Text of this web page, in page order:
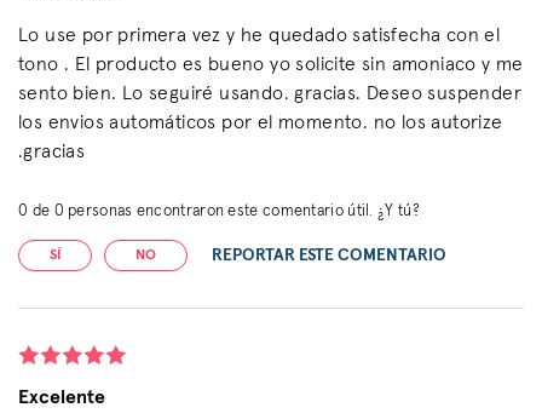
Lo use por primera vez y he quedado satisfecha con el
tono . El producto es bueno yo solicite sin amoniaco y me
sento bien. Lo seguiré usando. gracias. Deseo suspender
los envios automáticos por el momento. no los autorize
.gracias
0 de 0 personas encontraron este comentario útil. ¿Y tú?
SÍ NO REPORTAR ESTE COMENTARIO
Excelente